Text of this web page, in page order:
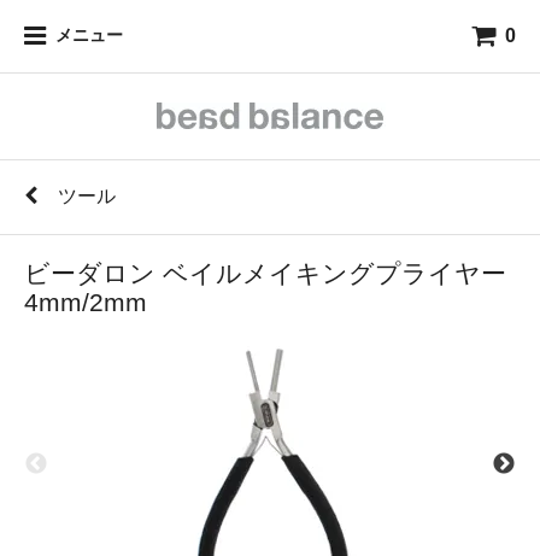
メニュー 0
ツール
ビーダロン ベイルメイキングプライヤー
4mm/2mm